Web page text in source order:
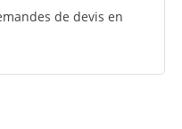
de devis en